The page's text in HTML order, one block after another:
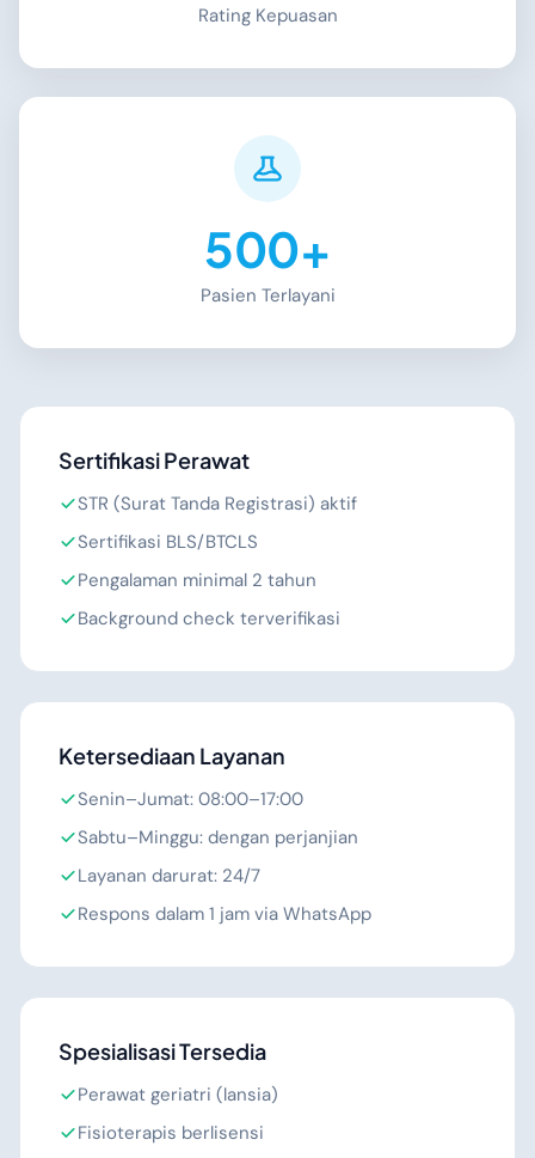
Rating Kepuasan
500+
Pasien Terlayani
Sertifikasi Perawat
STR (Surat Tanda Registrasi) aktif
Sertifikasi BLS/BTCLS
Pengalaman minimal 2 tahun
Background check terverifikasi
Ketersediaan Layanan
Senin–Jumat: 08:00–17:00
Sabtu–Minggu: dengan perjanjian
Layanan darurat: 24/7
Respons dalam 1 jam via WhatsApp
Spesialisasi Tersedia
Perawat geriatri (lansia)
Fisioterapis berlisensi